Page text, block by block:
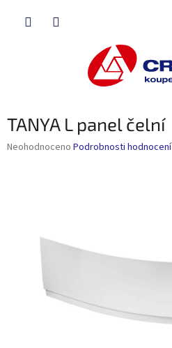
TANYA L panel čelní
Průměrné
hvězdiček.
Neohodnoceno Podrobnosti hodnocení